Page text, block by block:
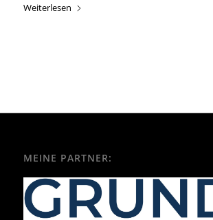
Weiterlesen
MEINE PARTNER: